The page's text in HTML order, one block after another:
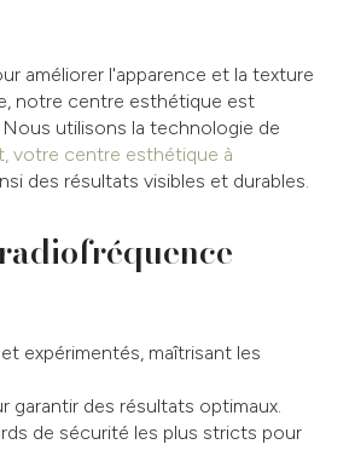
améliorer l'apparence et la texture
notre centre esthétique est
utilisons la technologie de
votre centre esthétique à
des résultats visibles et durables.
expérimentés, maîtrisant les
des résultats optimaux.
de sécurité les plus stricts pour